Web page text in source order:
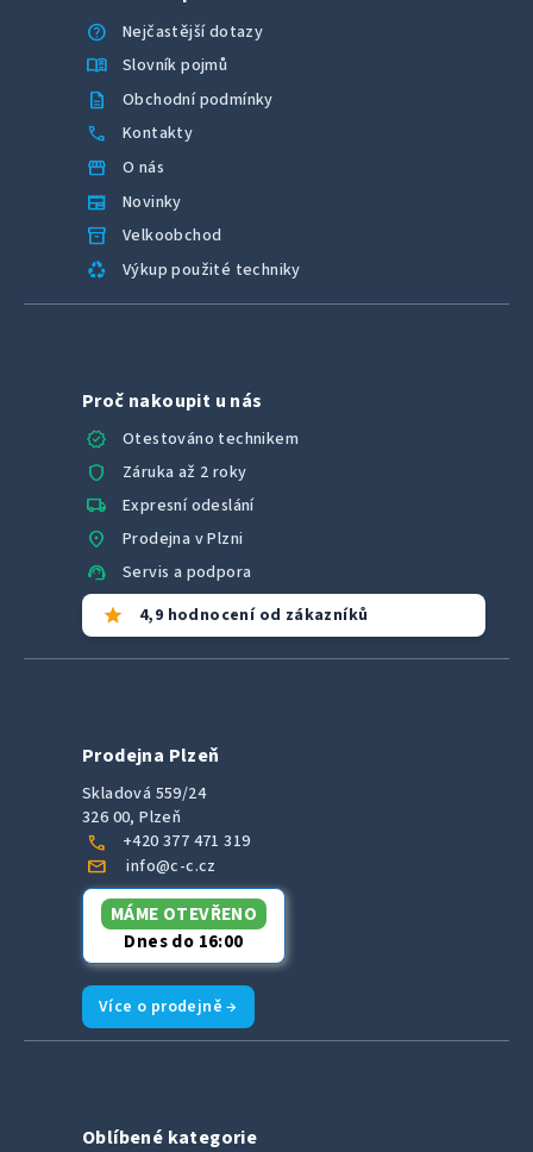
help
Nejčastější dotazy
menu_book Slovník pojmů
description Obchodní podmínky
call Kontakty
storefront O nás
newspaper Novinky
inventory_2 Velkoobchod
recycling Výkup použité techniky
Proč nakoupit u nás
verified
Otestováno technikem
shield Záruka až 2 roky
local_shipping Expresní odeslání
location_on Prodejna v Plzni
support_agent Servis a podpora
star 4,9 hodnocení od zákazníků
Prodejna Plzeň
Skladová 559/24
326 00, Plzeň
call +420 377 471 319
mail info@c-c.cz
MÁME OTEVŘENO
Dnes do 16:00
Více o prodejně →
Oblíbené kategorie